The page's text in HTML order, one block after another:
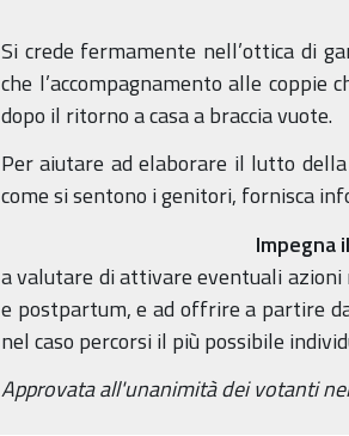
Si crede fermamente nell’ottica di
che l’accompagnamento alle coppie
dopo il ritorno a casa a braccia vuote.
Per aiutare ad elaborare il lutto
come si sentono i genitori, fornisca
Impegna
a valutare di attivare eventuali
e postpartum, e ad offrire a partire
nel caso percorsi il più possibile
Approvata all'unanimità dei votanti